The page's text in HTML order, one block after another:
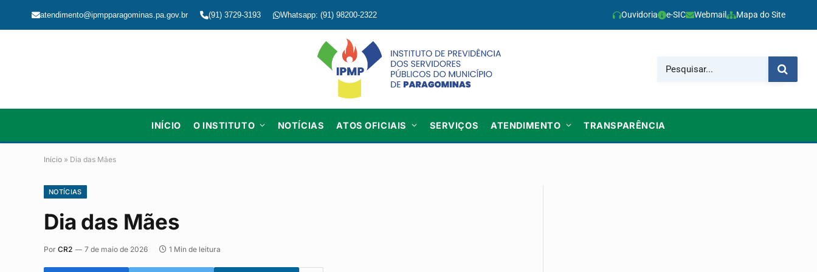
atendimento@ipmpparagominas.pa.gov.br (91) 3729-3193 Whatsapp: (91) 98200-2322 Ouvidoria e-SIC Webmail Mapa do Site
INÍCIO O INSTITUTO NOTÍCIAS ATOS OFICIAIS SERVIÇOS ATENDIMENTO TRANSPARÊNCIA
Início » Dia das Mães
NOTÍCIAS
Dia das Mães
Por CR2 7 de maio de 2026 1 Min de leitura